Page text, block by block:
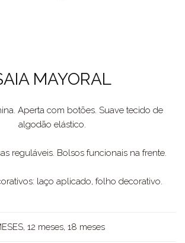
MAYORAL
Aperta com botões. Suave tecido de
algodão elástico.
reguláveis. Bolsos funcionais na frente.
laço aplicado, folho decorativo.
12 meses, 18 meses